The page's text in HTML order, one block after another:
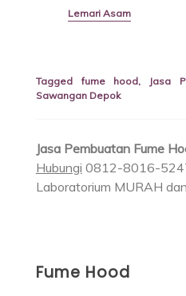
Lemari Asam
Taggedfume hood,
Jasa
Sawangan Depok
Jasa Pembuatan Fume
Hubungi 0812-8016-
Laboratorium MURAH
Fume Hood